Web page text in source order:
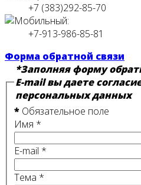
+7 (383)292-85-70
+7-913-986-85-81
Форма обратной связи
*Заполняя форму
E-mail вы даете
персональных данных
* Обязательное поле
Имя *
E-mail *
Тема *